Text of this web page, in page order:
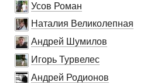
Усов Роман
Наталия Великолепная
Андрей Шумилов
Игорь Турвелес
Андрей Родионов